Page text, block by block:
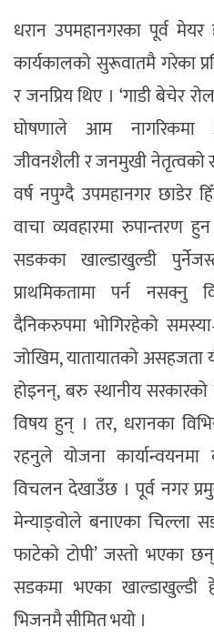
छापा समाचार
थप विभाग
छापा संस्करण अर्थ बिचार
अन्तर्राष्ट्रिय / प्रवास
अन्तरवार्ता
राशिफल
धरान उपमहानगरका पूर्व
कार्यकालको सुरूवातमै गरेका
र जनप्रिय थिए । ‘गाडी बेचेर
घोषणाले आम नागरिकमा
जीवनशैली र जनमुखी नेतृत्वको
वर्ष नपुग्दै उपमहानगर छाडेर
वाचा व्यवहारमा रुपान्तरण
सडकका खाल्डाखुल्डी
प्राथमिकतामा पर्न
दैनिकरुपमा भोगिरहेको
जोखिम, यातायातको असहजता
होइनन्, बरु स्थानीय सरकारको
विषय हुन् । तर, धरानका
रहनुले योजना कार्यान्वयनमा
विचलन देखाउँछ । पूर्व नगर
मेन्याङ्वोले बनाएका चिल्ला
फाटेको टोपी’ जस्तो भएका
सडकमा भएका खाल्डाखुल्डी
भिजनमै सीमित भयो ।